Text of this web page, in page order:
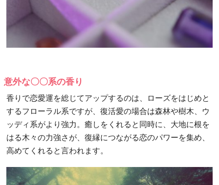
意外な〇〇系の香り
香りで恋愛運を総じてアップするのは、ローズをはじめと
するフローラル系ですが、復活愛の場合は森林や樹木、ウ
ッディ系がより強力。癒しをくれると同時に、大地に根を
はる木々の力強さが、復縁につながる恋のパワーを集め、
高めてくれると言われます。